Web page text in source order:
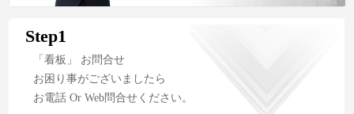
Step1
「看板」 お問合せ
お困り事がございましたら
お電話 Or Web問合せください。